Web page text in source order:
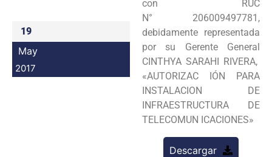
Intranet
19
May
2017
con RUC
N° 206009497781,
debidamente representada
por su Gerente General
CINTHYA SARAHI RIVERA,
«AUTORIZAC IÓN PARA
INSTALACION DE
INFRAESTRUCTURA DE
TELECOMUN ICACIONES»
Descargar